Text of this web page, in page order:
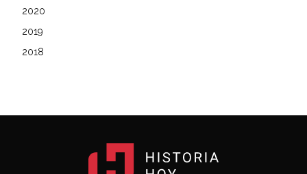
2020
2019
2018